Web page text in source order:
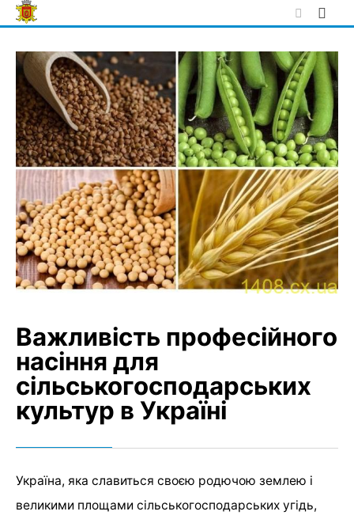
Skip
to
Важливість професійного
насіння для
сільськогосподарських
культур в Україні
Україна, яка славиться своєю родючою землею і
великими площами сільськогосподарських угідь,